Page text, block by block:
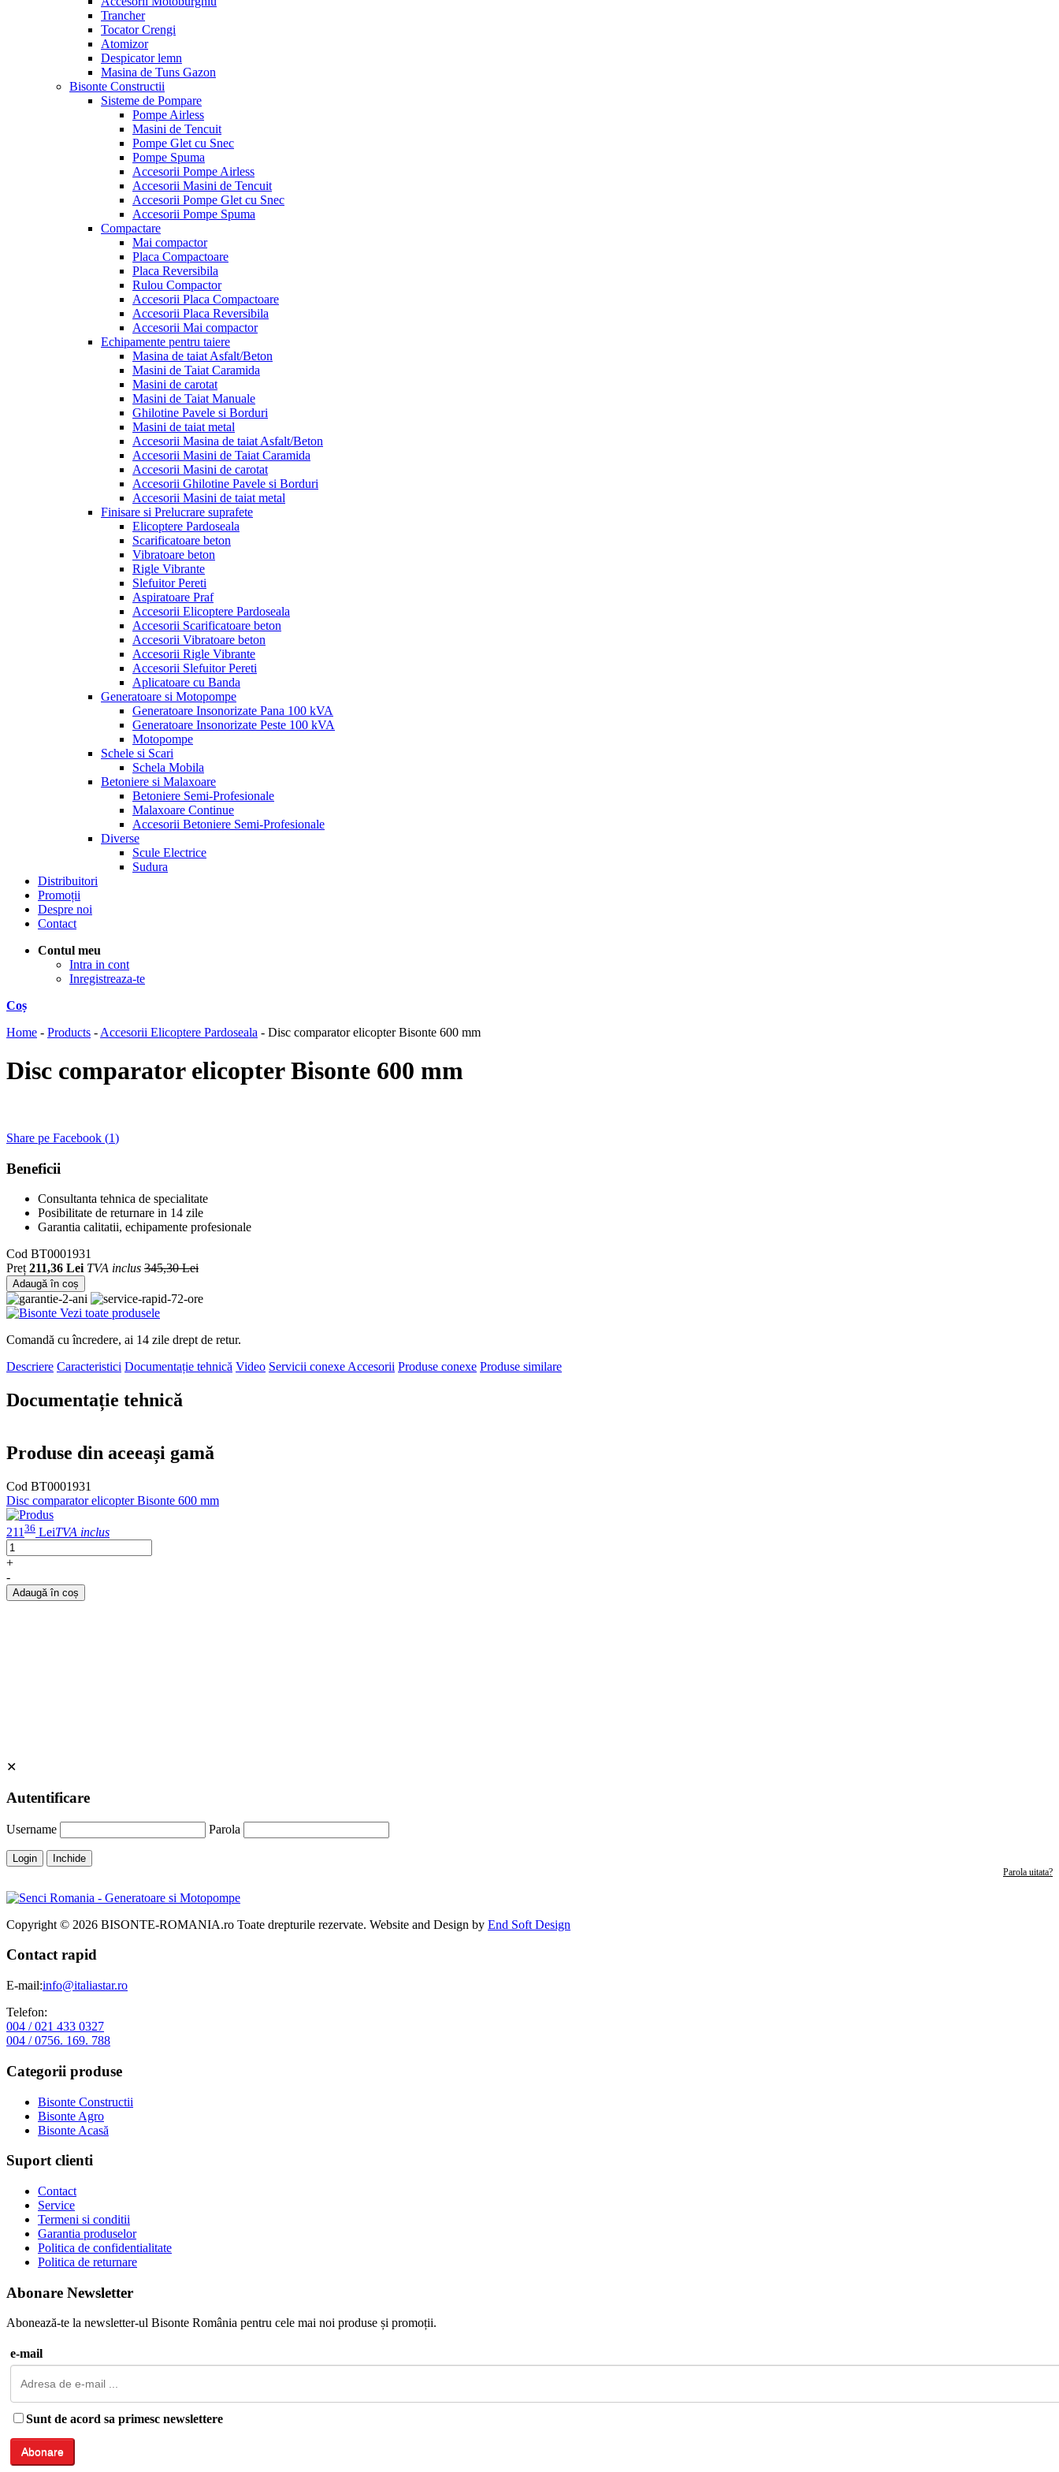
Trancher
Tocator Crengi
Atomizor
Despicator lemn
Masina de Tuns Gazon
Bisonte Constructii
Sisteme de Pompare
Pompe Airless
Masini de Tencuit
Pompe Glet cu Snec
Pompe Spuma
Accesorii Pompe Airless
Accesorii Masini de Tencuit
Accesorii Pompe Glet cu Snec
Accesorii Pompe Spuma
Compactare
Mai compactor
Placa Compactoare
Placa Reversibila
Rulou Compactor
Accesorii Placa Compactoare
Accesorii Placa Reversibila
Accesorii Mai compactor
Echipamente pentru taiere
Masina de taiat Asfalt/Beton
Masini de Taiat Caramida
Masini de carotat
Masini de Taiat Manuale
Ghilotine Pavele si Borduri
Masini de taiat metal
Accesorii Masina de taiat Asfalt/Beton
Accesorii Masini de Taiat Caramida
Accesorii Masini de carotat
Accesorii Ghilotine Pavele si Borduri
Accesorii Masini de taiat metal
Finisare si Prelucrare suprafete
Elicoptere Pardoseala
Scarificatoare beton
Vibratoare beton
Rigle Vibrante
Slefuitor Pereti
Aspiratoare Praf
Accesorii Elicoptere Pardoseala
Accesorii Scarificatoare beton
Accesorii Vibratoare beton
Accesorii Rigle Vibrante
Accesorii Slefuitor Pereti
Aplicatoare cu Banda
Generatoare si Motopompe
Generatoare Insonorizate Pana 100 kVA
Generatoare Insonorizate Peste 100 kVA
Motopompe
Schele si Scari
Schela Mobila
Betoniere si Malaxoare
Betoniere Semi-Profesionale
Malaxoare Continue
Accesorii Betoniere Semi-Profesionale
Diverse
Scule Electrice
Sudura
Distribuitori
Promoții
Despre noi
Contact
Contul meu
Intra in cont
Inregistreaza-te
Coș
Home - Products - Accesorii Elicoptere Pardoseala - Disc comparator elicopter Bisonte 600 mm
Disc comparator elicopter Bisonte 600 mm
Share pe Facebook (1)
Beneficii
Consultanta tehnica de specialitate
Posibilitate de returnare in 14 zile
Garantia calitatii, echipamente profesionale
Cod BT0001931
Preț 211,36 Lei TVA inclus 345,30 Lei
Adaugă în coș
Vezi toate produsele
Comandă cu încredere, ai 14 zile drept de retur.
Descriere Caracteristici Documentație tehnică Video Servicii conexe Accesorii Produse conexe Produse similare
Documentație tehnică
Produse din aceeași gamă
Cod BT0001931
Disc comparator elicopter Bisonte 600 mm
211 36 LeiTVA inclus
+
-
Adaugă în coș
✕
Autentificare
Username Parola
Login Inchide
Parola uitata?
Copyright © 2026 BISONTE-ROMANIA.ro Toate drepturile rezervate. Website and Design by End Soft Design
Contact rapid
E-mail:info@italiastar.ro
Telefon:
004 / 021 433 0327
004 / 0756. 169. 788
Categorii produse
Bisonte Constructii
Bisonte Agro
Bisonte Acasă
Suport clienti
Contact
Service
Termeni si conditii
Garantia produselor
Politica de confidentialitate
Politica de returnare
Abonare Newsletter
Abonează-te la newsletter-ul Bisonte România pentru cele mai noi produse și promoții.
e-mail
Sunt de acord sa primesc newslettere